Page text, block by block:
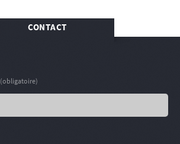
CONTACT
(obligatoire)